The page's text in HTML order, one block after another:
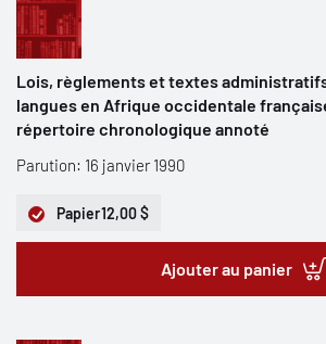
Lois, règlements et textes
langues en Afrique occidentale
répertoire chronologique annoté
Parution: 16 janvier 1990
Papier12,00 $
Ajouter au panier